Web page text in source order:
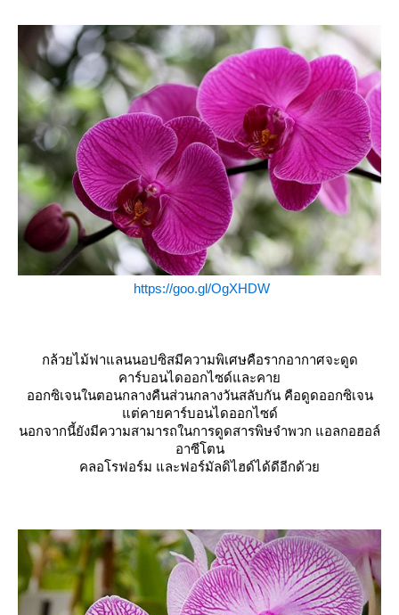
https://goo.gl/OgXHDW
กล้วยไม้ฟาแลนนอปซิสมีความพิเศษคือรากอากาศจะดูด
คาร์บอนไดออกไซด์และคา
ออกซิเจนในตอนกลางคืนส่วนกลางวันสลับกัน คือดูดออกซิเจน
ต่คายคาร์บอนไดออกไซด์
นอกจากนี้ยังมีความสามารถในการดูดสารพิษจำพวก แอลกอฮอล์
อาซีโตน
คลอโรฟอร์ม และฟอร์มัลดิไฮด์ได้ดีอีกด้ว